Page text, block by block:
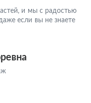
и мы с радостью
если вы не знаете